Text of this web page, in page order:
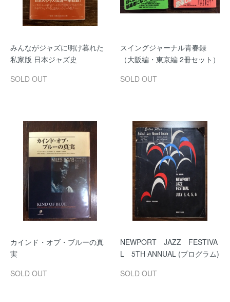
みんながジャズに明け暮れた
私家版 日本ジャズ史
SOLD OUT
スイングジャーナル青春録
（大阪編・東京編 2冊セット）
SOLD OUT
カインド・オブ・ブルーの真
実
SOLD OUT
NEWPORT JAZZ FESTIVA
L 5TH ANNUAL (プログラム)
SOLD OUT